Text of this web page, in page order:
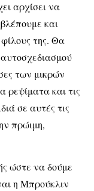
αρχίσει να
και
της. Θα
των μικρών
ρεψίματα και τις
σε αυτές τις
πρώιμη,
ώστε να δούμε
η Μπρούκλιν